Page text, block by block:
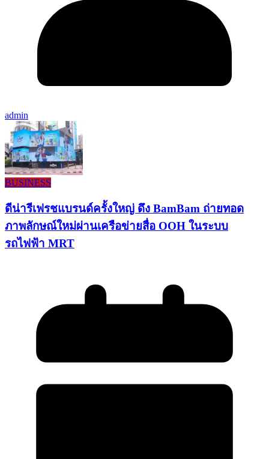
admin
BUSINESS
ดีน่ารีเฟรชแบรนด์ครั้งใหญ่ ดึง BamBam ถ่ายทอด
ภาพลักษณ์ใหม่ผ่านเครือข่ายสื่อ OOH ในระบบ
รถไฟฟ้า MRT